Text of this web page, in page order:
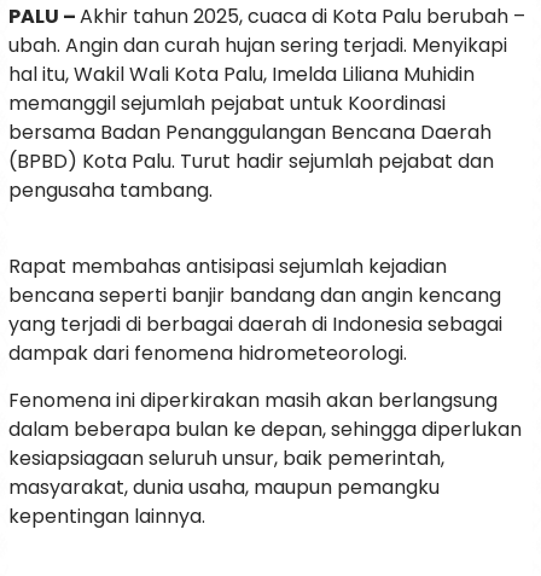
PALU –Akhir tahun 2025, cuaca di Kota Palu berubah –
ubah. Angin dan curah hujan sering terjadi. Menyikapi
hal itu, Wakil Wali Kota Palu, Imelda Liliana Muhidin
memanggil sejumlah pejabat untuk Koordinasi
bersama Badan Penanggulangan Bencana Daerah
(BPBD) Kota Palu. Turut hadir sejumlah pejabat dan
pengusaha tambang.
Rapat membahas antisipasi sejumlah kejadian
bencana seperti banjir bandang dan angin kencang
yang terjadi di berbagai daerah di Indonesia sebagai
dampak dari fenomena hidrometeorologi.
Fenomena ini diperkirakan masih akan berlangsung
dalam beberapa bulan ke depan, sehingga diperlukan
kesiapsiagaan seluruh unsur, baik pemerintah,
masyarakat, dunia usaha, maupun pemangku
kepentingan lainnya.